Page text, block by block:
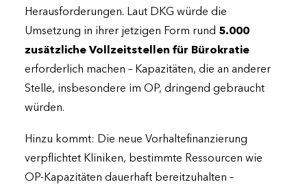
Herausforderungen. Laut DKG würde die
Umsetzung in ihrer jetzigen Form rund 5.000
zusätzliche Vollzeitstellen für Bürokratie
erforderlich machen – Kapazitäten, die an anderer
Stelle, insbesondere im OP, dringend gebraucht
würden.
Hinzu kommt: Die neue Vorhaltefinanzierung
verpflichtet Kliniken, bestimmte Ressourcen wie
OP-Kapazitäten dauerhaft bereitzuhalten –